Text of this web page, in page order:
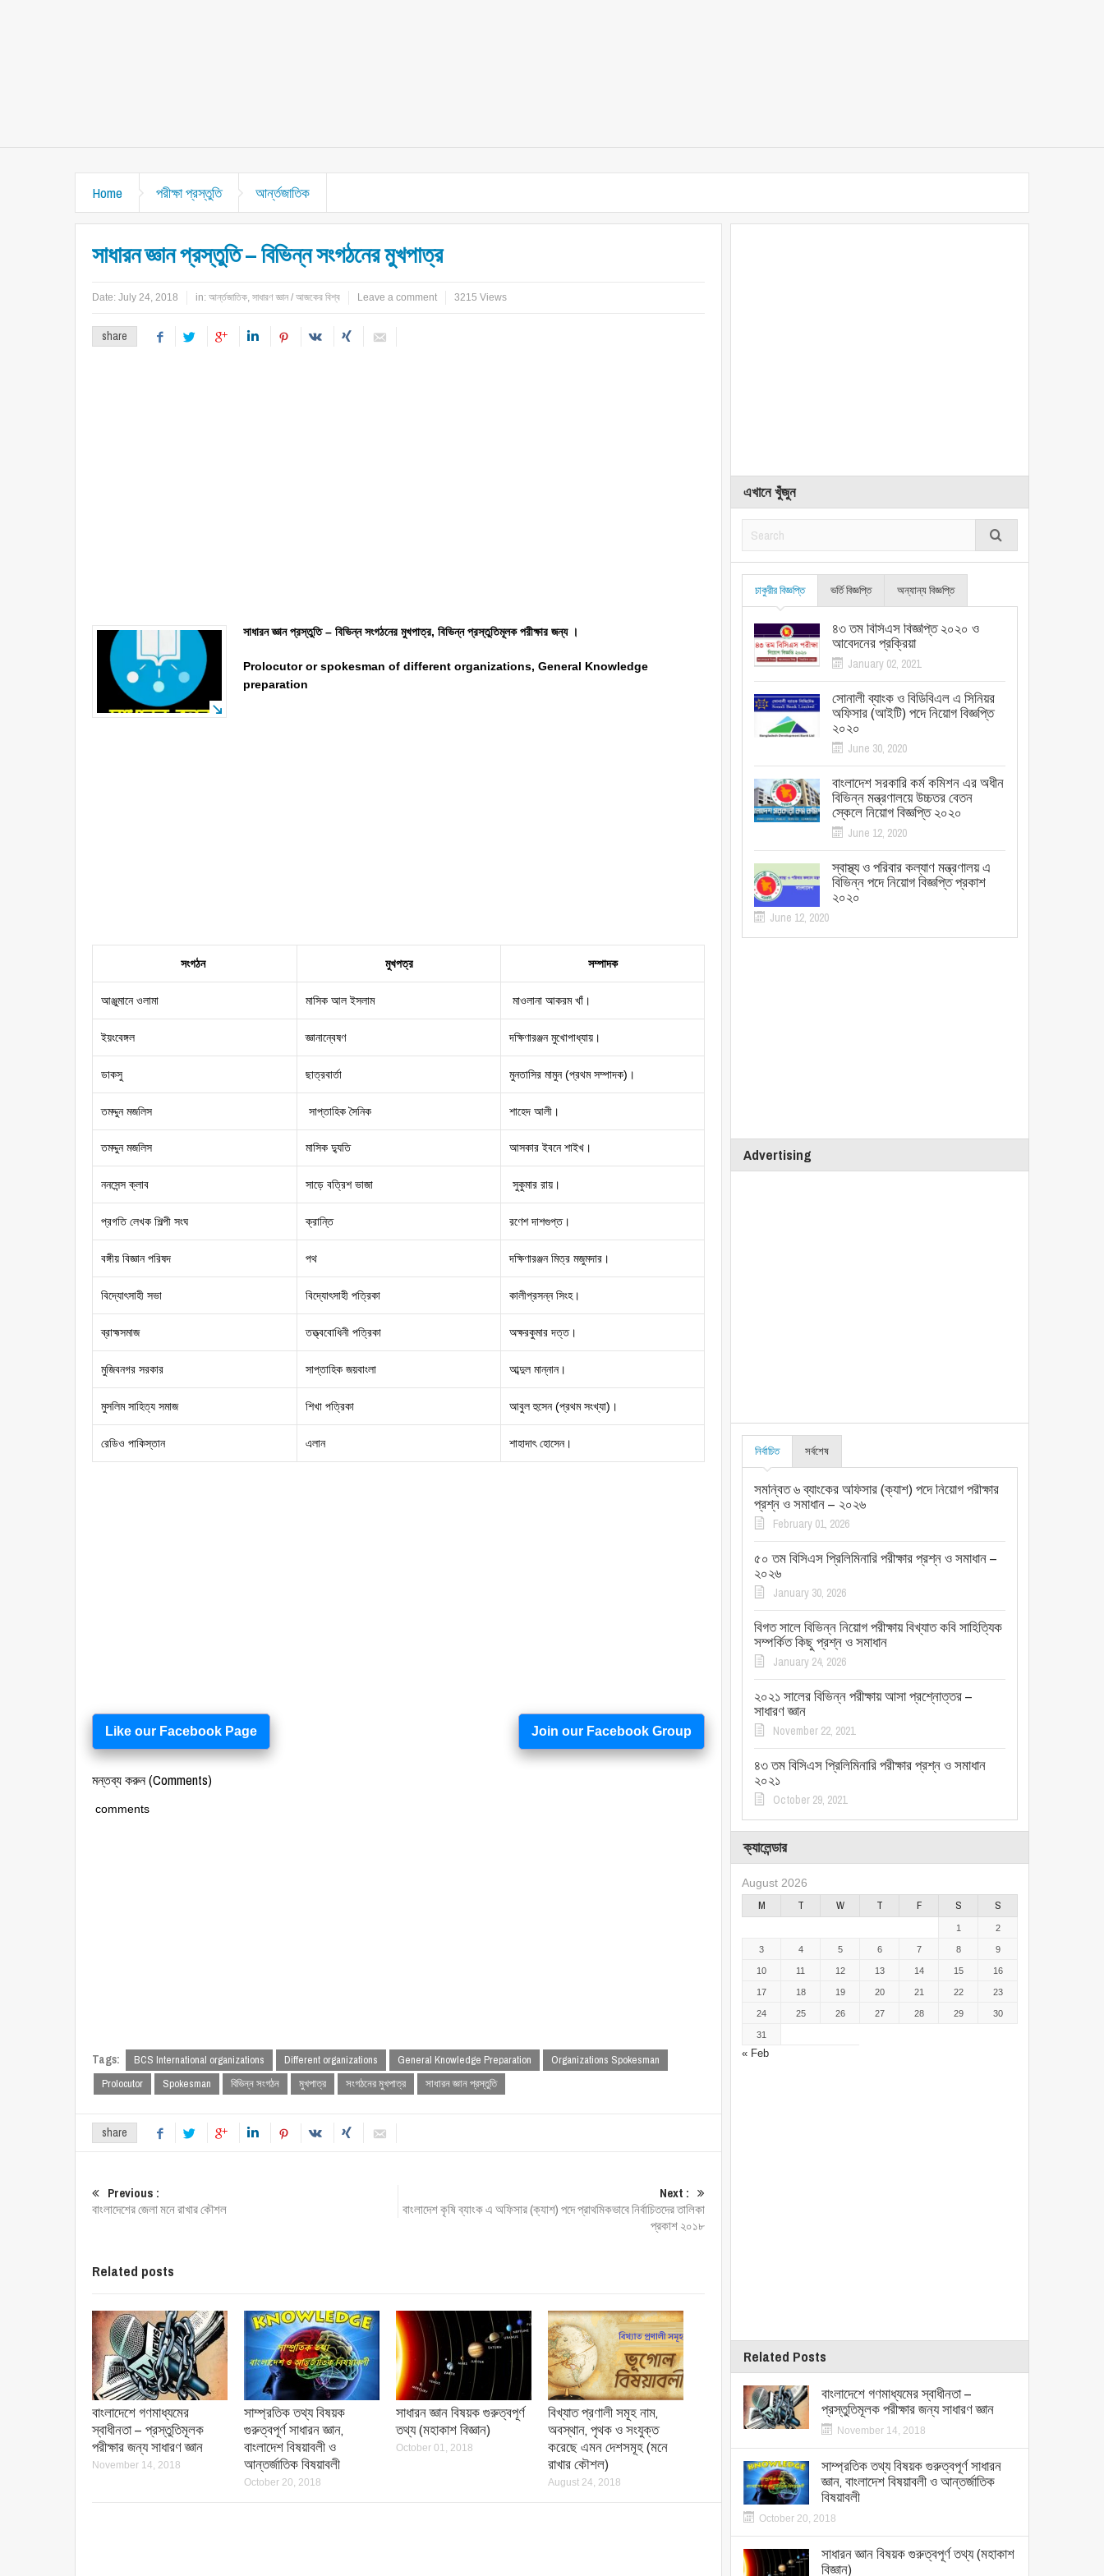
Home পরীক্ষা প্রস্তুতি আর্ন্তজাতিক
সাধারন জ্ঞান প্রস্তুতি – বিভিন্ন সংগঠনের মুখপাত্র
Date: July 24, 2018 in: আর্ন্তজাতিক, সাধারণ জ্ঞান / আজকের বিশ্ব Leave a comment 3215 Views
share
সাধারন জ্ঞান প্রস্তুতি – বিভিন্ন সংগঠনের মুখপাত্র, বিভিন্ন প্রস্তুতিমূলক পরীক্ষার জন্য ।
Prolocutor or spokesman of different organizations, General Knowledge
preparation
সংগঠন মুখপত্র সম্পাদক
আঞ্জুমানে ওলামা মাসিক আল ইসলাম মাওলানা আকরম খাঁ।
ইয়ংবেঙ্গল জ্ঞানান্বেষণ দক্ষিণারঞ্জন মুখোপাধ্যায়।
ডাকসু ছাত্রবার্তা মুনতাসির মামুন (প্রথম সম্পাদক)।
তমদ্দুন মজলিস সাপ্তাহিক সৈনিক শাহেদ আলী।
তমদ্দুন মজলিস মাসিক দ্যুতি আসকার ইবনে শাইখ।
ননসেন্স ক্লাব সাড়ে বত্রিশ ভাজা সুকুমার রায়।
প্রগতি লেখক শিল্পী সংঘ ক্রান্তি রণেশ দাশগুপ্ত।
বঙ্গীয় বিজ্ঞান পরিষদ পথ দক্ষিণারঞ্জন মিত্র মজুমদার।
বিদ্যোৎসাহী সভা বিদ্যোৎসাহী পত্রিকা কালীপ্রসন্ন সিংহ।
ব্রাহ্মসমাজ তত্ত্ববোধিনী পত্রিকা অক্ষরকুমার দত্ত।
মুজিবনগর সরকার সাপ্তাহিক জয়বাংলা আব্দুল মান্নান।
মুসলিম সাহিত্য সমাজ শিখা পত্রিকা আবুল হুসেন (প্রথম সংখ্যা)।
রেডিও পাকিস্তান এলান শাহাদাৎ হোসেন।
Like our Facebook Page Join our Facebook Group
মন্তব্য করুন (Comments)
comments
Tags: BCS International organizations Different organizations General Knowledge Preparation
Organizations Spokesman
Prolocutor
Spokesman বিভিন্ন সংগঠন মুখপাত্র সংগঠনের মুখপাত্র সাধারন জ্ঞান প্রস্তুতি
share
Previous :
বাংলাদেশের জেলা মনে রাখার কৌশল
Next :
বাংলাদেশ কৃষি ব্যাংক এ অফিসার (ক্যাশ) পদে প্রাথমিকভাবে নির্বাচিতদের তালিকা
প্রকাশ ২০১৮
Related posts
বাংলাদেশে গণমাধ্যমের
স্বাধীনতা – প্রস্তুতিমূলক
পরীক্ষার জন্য সাধারণ জ্ঞান
November 14, 2018
সাম্প্রতিক তথ্য বিষয়ক
গুরুত্বপূর্ণ সাধারন জ্ঞান,
বাংলাদেশ বিষয়াবলী ও
আন্তর্জাতিক বিষয়াবলী
October 20, 2018
সাধারন জ্ঞান বিষয়ক গুরুত্বপূর্ণ
তথ্য (মহাকাশ বিজ্ঞান)
October 01, 2018
বিখ্যাত প্রণালী সমূহ নাম,
অবস্থান, পৃথক ও সংযুক্ত
করেছে এমন দেশসমূহ (মনে
রাখার কৌশল)
August 24, 2018
এখানে খুঁজুন
চাকুরীর বিজ্ঞপ্তি ভর্তি বিজ্ঞপ্তি অন্যান্য বিজ্ঞপ্তি
৪৩ তম বিসিএস বিজ্ঞপ্তি ২০২০ ও
আবেদনের প্রক্রিয়া
January 02, 2021
সোনালী ব্যাংক ও বিডিবিএল এ সিনিয়র
অফিসার (আইটি) পদে নিয়োগ বিজ্ঞপ্তি
২০২০
June 30, 2020
বাংলাদেশ সরকারি কর্ম কমিশন এর অধীন
বিভিন্ন মন্ত্রণালয়ে উচ্চতর বেতন
স্কেলে নিয়োগ বিজ্ঞপ্তি ২০২০
June 12, 2020
স্বাস্থ্য ও পরিবার কল্যাণ মন্ত্রণালয় এ
বিভিন্ন পদে নিয়োগ বিজ্ঞপ্তি প্রকাশ
২০২০
June 12, 2020
Advertising
নির্বাচিত সর্বশেষ
সমন্বিত ৬ ব্যাংকের অফিসার (ক্যাশ) পদে নিয়োগ পরীক্ষার
প্রশ্ন ও সমাধান – ২০২৬
February 01, 2026
৫০ তম বিসিএস প্রিলিমিনারি পরীক্ষার প্রশ্ন ও সমাধান –
২০২৬
January 30, 2026
বিগত সালে বিভিন্ন নিয়োগ পরীক্ষায় বিখ্যাত কবি সাহিত্যিক
সম্পর্কিত কিছু প্রশ্ন ও সমাধান
January 24, 2026
২০২১ সালের বিভিন্ন পরীক্ষায় আসা প্রশ্নোত্তর –
সাধারণ জ্ঞান
November 22, 2021
৪৩ তম বিসিএস প্রিলিমিনারি পরীক্ষার প্রশ্ন ও সমাধান
২০২১
October 29, 2021
ক্যালেন্ডার
August 2026
M T W T F S S
« Feb
1 2
3 4 5 6 7 8 9
10 11 12 13 14 15 16
17 18 19 20 21 22 23
24 25 26 27 28 29 30
31
Related Posts
বাংলাদেশে গণমাধ্যমের স্বাধীনতা –
প্রস্তুতিমূলক পরীক্ষার জন্য সাধারণ জ্ঞান
November 14, 2018
সাম্প্রতিক তথ্য বিষয়ক গুরুত্বপূর্ণ সাধারন
জ্ঞান, বাংলাদেশ বিষয়াবলী ও আন্তর্জাতিক
বিষয়াবলী
October 20, 2018
সাধারন জ্ঞান বিষয়ক গুরুত্বপূর্ণ তথ্য (মহাকাশ
বিজ্ঞান)